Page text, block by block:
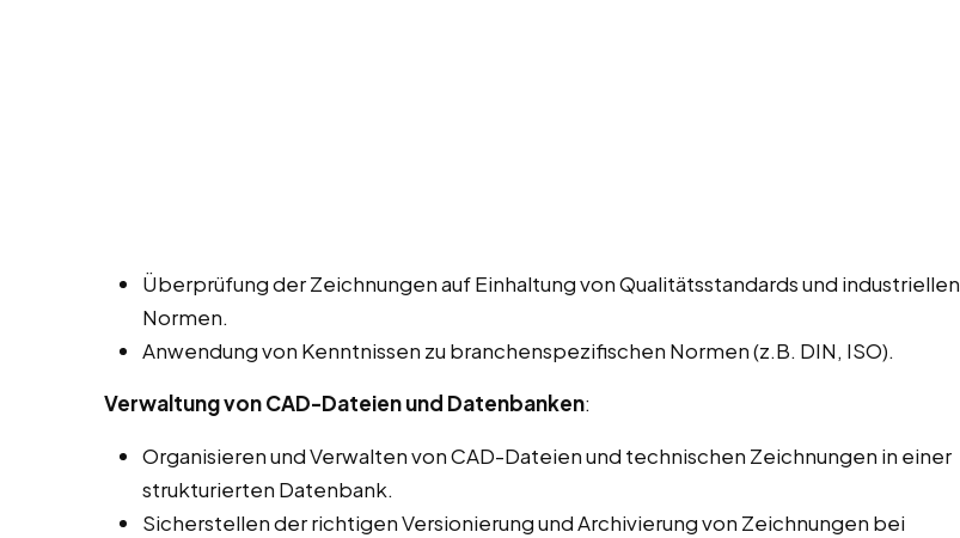
Überprüfung der Zeichnungen auf Einhaltung von Qualitätsstandards und industriellen
Normen.
Anwendung von Kenntnissen zu branchenspezifischen Normen (z.B. DIN, ISO).
Verwaltung von CAD-Dateien und Datenbanken:
Organisieren und Verwalten von CAD-Dateien und technischen Zeichnungen in einer
strukturierten Datenbank.
Sicherstellen der richtigen Versionierung und Archivierung von Zeichnungen bei